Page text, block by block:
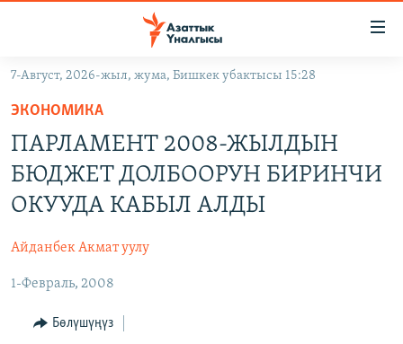
Навигацияга
өтүңүз
Издөөгө
салыңыз
САЯСАТ
МАДАНИЯТ
ДҮЙНӨ
УКРАИНА
ТВ ПРОГРАММАЛАР
БҮГҮН АЗАТТЫКТА
ЭКСПЕРТТЕР ТАЛДАЙТ
ПОДКАСТ
ӨЗГӨЧӨ ПИКИР
7-Август, 2026-жыл, жума, Бишкек убактысы 15:28
ЭКОНОМИКА
ПАРЛАМЕНТ 2008-ЖЫЛДЫН
БЮДЖЕТ ДОЛБООРУН БИРИНЧИ
ОКУУДА КАБЫЛ АЛДЫ
Айданбек Акмат уулу
1-Февраль, 2008
Бөлүшүңүз